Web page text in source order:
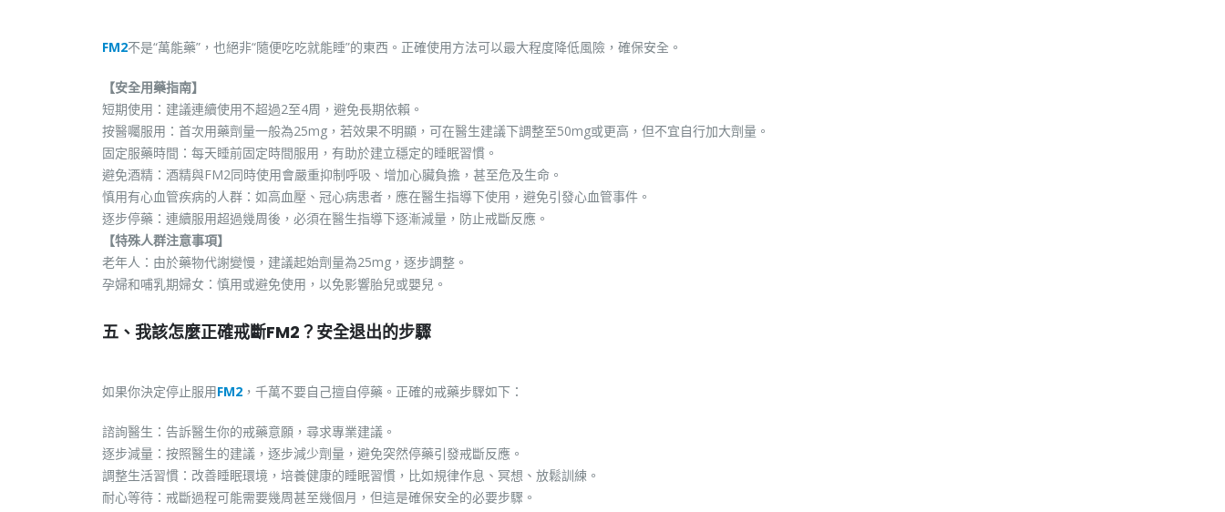
FM2不是“萬能藥”，也絕非“隨便吃吃就能睡”的東西。正確使用方法可以最大程度降低風險，確保安全。
【安全用藥指南】
短期使用：建議連續使用不超過2至4周，避免長期依賴。
按醫囑服用：首次用藥劑量一般為25mg，若效果不明顯，可在醫生建議下調整至50mg或更高，但不宜自行加大劑量。
固定服藥時間：每天睡前固定時間服用，有助於建立穩定的睡眠習慣。
避免酒精：酒精與FM2同時使用會嚴重抑制呼吸、增加心臟負擔，甚至危及生命。
慎用有心血管疾病的人群：如高血壓、冠心病患者，應在醫生指導下使用，避免引發心血管事件。
逐步停藥：連續服用超過幾周後，必須在醫生指導下逐漸減量，防止戒斷反應。
【特殊人群注意事項】
老年人：由於藥物代謝變慢，建議起始劑量為25mg，逐步調整。
孕婦和哺乳期婦女：慎用或避免使用，以免影響胎兒或嬰兒。
五、我該怎麼正確戒斷FM2？安全退出的步驟
如果你決定停止服用FM2 ，千萬不要自己擅自停藥。正確的戒藥步驟如下：
諮詢醫生：告訴醫生你的戒藥意願，尋求專業建議。
逐步減量：按照醫生的建議，逐步減少劑量，避免突然停藥引發戒斷反應。
調整生活習慣：改善睡眠環境，培養健康的睡眠習慣，比如規律作息、冥想、放鬆訓練。
耐心等待：戒斷過程可能需要幾周甚至幾個月，但這是確保安全的必要步驟。